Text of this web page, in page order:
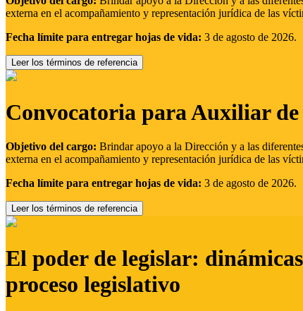
externa en el acompañamiento y representación jurídica de las
Fecha límite para entregar hojas de vida: 3 de agosto de 2026.
Leer los términos de referencia
Convocatoria para Auxiliar
Objetivo del cargo: Brindar apoyo a la Dirección y a las
externa en el acompañamiento y representación jurídica de las
Fecha límite para entregar hojas de vida: 3 de agosto de 2026.
Leer los términos de referencia
El poder de legislar:
proceso legislativo